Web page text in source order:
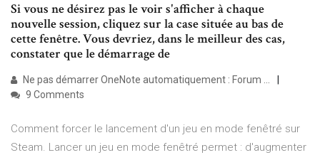
Si vous ne désirez pas le voir s'afficher à chaque
nouvelle session, cliquez sur la case située au bas de
cette fenêtre. Vous devriez, dans le meilleur des cas,
constater que le démarrage de
Ne pas démarrer OneNote automatiquement : Forum ...
9 Comments
Comment forcer le lancement d'un jeu en mode fenêtré sur
Steam. Lancer un jeu en mode fenêtré permet : d'augmenter